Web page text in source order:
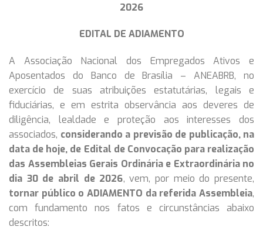
2026
EDITAL DE ADIAMENTO
A Associação Nacional dos Empregados Ativos e
Aposentados do Banco de Brasília – ANEABRB, no
exercício de suas atribuições estatutárias, legais e
fiduciárias, e em estrita observância aos deveres de
diligência, lealdade e proteção aos interesses dos
associados, considerando a previsão de publicação, na
data de hoje, de Edital de Convocação para realização
das Assembleias Gerais Ordinária e Extraordinária no
dia 30 de abril de 2026, vem, por meio do presente,
tornar público o ADIAMENTO da referida Assembleia,
com fundamento nos fatos e circunstâncias abaixo
descritos: